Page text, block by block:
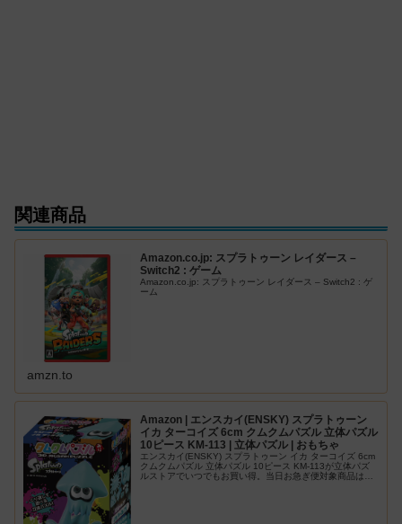
関連商品
Amazon.co.jp: スプラトゥーン レイダース –
Switch2 : ゲーム
Amazon.co.jp: スプラトゥーン レイダース – Switch2 : ゲ
ーム
amzn.to
Amazon | エンスカイ(ENSKY) スプラトゥーン
イカ ターコイズ 6cm クムクムパズル 立体パズル
10ピース KM-113 | 立体パズル | おもちゃ
エンスカイ(ENSKY) スプラトゥーン イカ ターコイズ 6cm
クムクムパズル 立体パズル 10ピース KM-113が立体パズ
ルストアでいつでもお買い得。当日お急ぎ便対象商品は、